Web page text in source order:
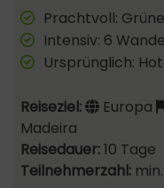
Prachtvoll:
Intensiv: 6
Ursprünglich:
Reiseziel: Europa
Madeira
Reisedauer:10 Tage
Teilnehmerzahl:min.